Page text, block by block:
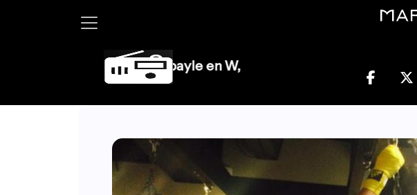
Martha Debayle en W, lunes a viernes de 10 a 13 hrs.